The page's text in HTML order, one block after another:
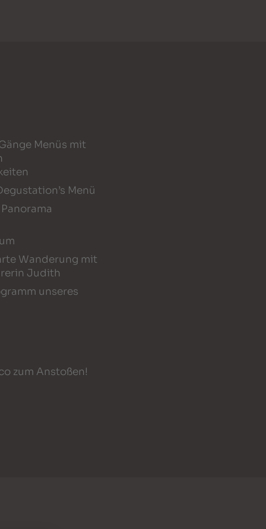
Menüs mit
Menü
Wanderung mit
Judith
unseres
zum Anstoßen!